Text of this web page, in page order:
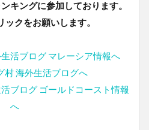
キングに参加しております。
クをお願いします。